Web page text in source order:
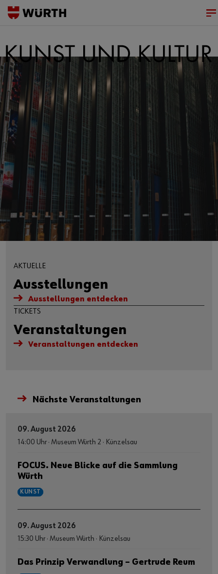
AKTUELLE
Ausstellungen
Ausstellungen entdecken
TICKETS
Veranstaltungen
Veranstaltungen entdecken
Nächste Veranstaltungen
09. August 2026
14:00 Uhr · Museum Würth 2 · Künzelsau
FOCUS. Neue Blicke auf die Sammlung
Würth
KUNST
09. August 2026
15:30 Uhr · Museum Würth · Künzelsau
Das Prinzip Verwandlung – Gertrude Reum